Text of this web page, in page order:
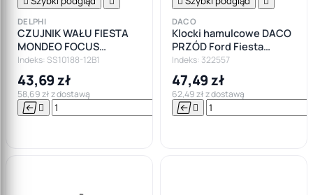
DELPHI
CZUJNIK WAŁU FIESTA
MONDEO FOCUS
ESCORT 1.6 1.8
Indeks: SS10188-12B1
43,69 zł
58,69 zł z dostawą
  

DACO
Klocki hamulcowe DACO
PRZÓD Ford Fiesta
Mazda2 ABS
Indeks: 322557
47,49 zł
62,49 zł z dostawą
 